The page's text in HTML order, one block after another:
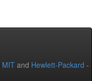
MIT and Hewlett-Packard -